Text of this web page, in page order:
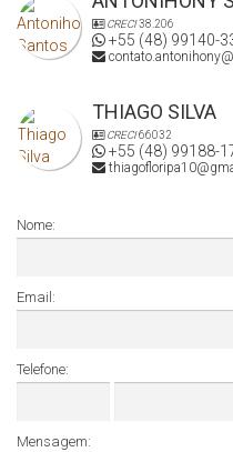
CRECI38.206
+55 (48) 99140-
THIAGO SILVA
CRECI66032
+55 (48) 99188-
Nome:
Email:
Telefone:
Mensagem: